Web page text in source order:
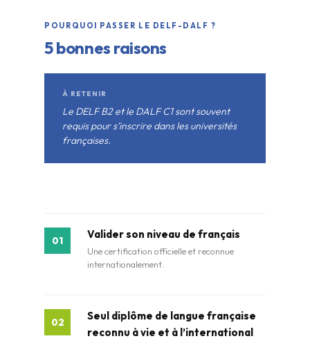
POURQUOI PASSER LE DELF-DALF ?
5 bonnes raisons
À RETENIR
Le DELF B2 et le DALF C1 sont souvent
requis pour s’inscrire dans les universités
françaises.
01 Valider son niveau de français
Une certification officielle et reconnue
internationalement.
02
Seul diplôme de langue française
reconnu à vie et à l’international